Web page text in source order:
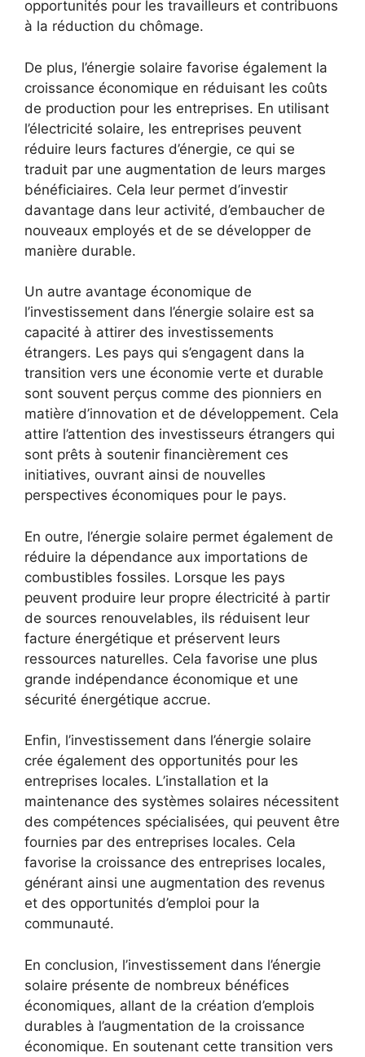
opportunités pour les travailleurs‍ et contribuons
à la réduction du chômage.
De plus, l’énergie​ solaire favorise⁣ également la
croissance économique en réduisant les coûts⁤
de production pour les entreprises. En utilisant⁢
l’électricité solaire, les entreprises peuvent
réduire leurs factures ⁢d’énergie, ce qui⁢ se
traduit par une augmentation de leurs ​marges
bénéficiaires. ⁤Cela leur permet d’investir
davantage dans leur activité, d’embaucher​ de
nouveaux ⁣employés et de se développer de
manière durable.
Un autre avantage économique de
l’investissement dans l’énergie solaire est sa
⁣capacité à attirer des investissements
étrangers. Les pays qui s’engagent dans‍ la
transition vers une économie ⁣verte et durable⁤
sont souvent perçus comme⁣ des pionniers en
matière d’innovation et‍ de développement. Cela
attire l’attention des investisseurs‌ étrangers qui
sont prêts​ à soutenir financièrement ces
⁣initiatives, ouvrant ainsi de nouvelles
perspectives économiques ⁤pour le ⁢pays.
En outre, l’énergie solaire permet également de
réduire la dépendance aux importations de⁣
combustibles fossiles. Lorsque les pays
peuvent produire leur propre électricité à partir
⁣de sources renouvelables, ⁤ils réduisent leur
facture énergétique et⁣ préservent⁣ leurs
‌ressources‌ naturelles. Cela favorise une plus
grande indépendance économique et une
sécurité‌ énergétique accrue.
Enfin, l’investissement ​dans l’énergie solaire
crée également des⁢ opportunités pour les
entreprises locales. L’installation ⁢et la
maintenance des systèmes solaires nécessitent
des compétences spécialisées, qui peuvent être
fournies par‌ des entreprises locales. Cela
favorise la ⁢croissance des entreprises⁢ locales,
générant ainsi une augmentation des revenus
et des opportunités d’emploi pour la
communauté.
En conclusion, l’investissement dans l’énergie
solaire⁢ présente de nombreux ‍bénéfices
économiques, allant de ⁢la‍ création d’emplois
durables à ⁤l’augmentation de ⁣la croissance
économique. ‍En soutenant cette transition vers